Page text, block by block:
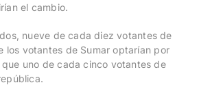
el cambio.
nueve de cada diez votantes de
los votantes de Sumar optarían por
uno de cada cinco votantes de